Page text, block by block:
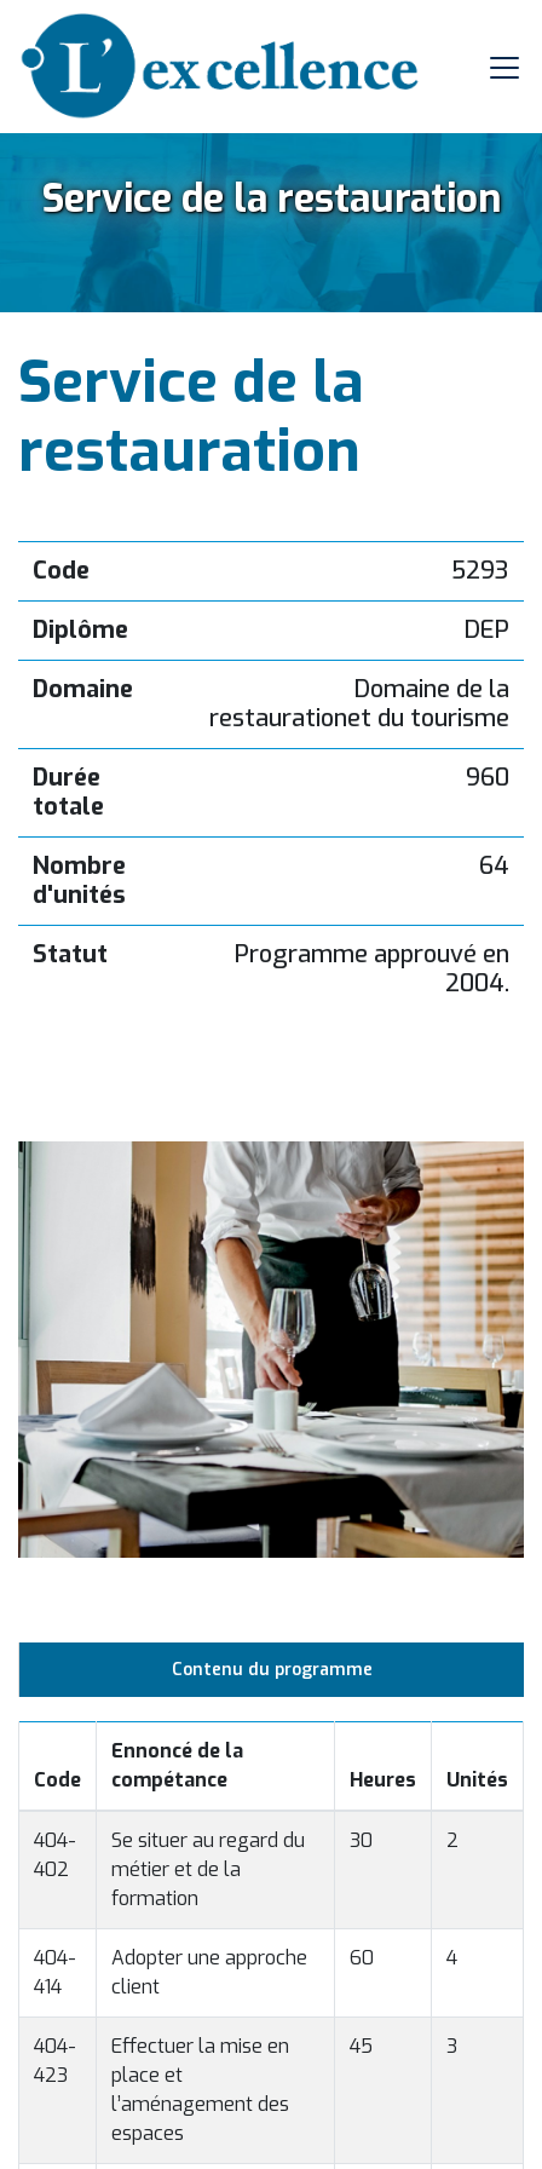
Service de la restauration
Service de la
restauration
Code
5293
Diplôme
DEP
Domaine
Domaine de la
restaurationet du tourisme
Durée
totale
960
Nombre
d'unités
64
Statut
Programme approuvé en
2004.
Contenu du programme
Code
Ennoncé de la
compétance
Heures Unités
404-
402
Se situer au regard du
métier et de la
formation
30 2
404-
414
Adopter une approche
client
60 4
404-
423
Effectuer la mise en
place et
l’aménagement des
espaces
45 3